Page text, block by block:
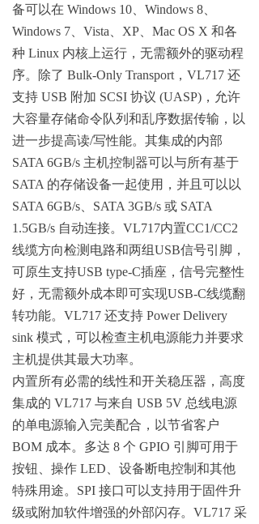
备可以在 Windows 10、Windows 8、
Windows 7、Vista、XP、Mac OS X 和各
种 Linux 内核上运行，无需额外的驱动程
序。除了 Bulk-Only Transport，VL717 还
支持 USB 附加 SCSI 协议 (UASP)，允许
大容量存储命令队列和乱序数据传输，以
进一步提高读/写性能。其集成的内部
SATA 6GB/s 主机控制器可以与所有基于
SATA 的存储设备一起使用，并且可以以
SATA 6GB/s、SATA 3GB/s 或 SATA
1.5GB/s 自动连接。VL717内置CC1/CC2
线缆方向检测电路和两组USB信号引脚，
可原生支持USB type-C插座，信号完整性
好，无需额外成本即可实现USB-C线缆翻
转功能。VL717 还支持 Power Delivery
sink 模式，可以检查主机电源能力并要求
主机提供其最大功率。
内置所有必需的线性和开关稳压器，高度
集成的 VL717 与来自 USB 5V 总线电源
的单电源输入完美配合，以节省客户
BOM 成本。多达 8 个 GPIO 引脚可用于
按钮、操作 LED、设备断电控制和其他
特殊用途。SPI 接口可以支持用于固件升
级或附加软件增强的外部闪存。VL717 采